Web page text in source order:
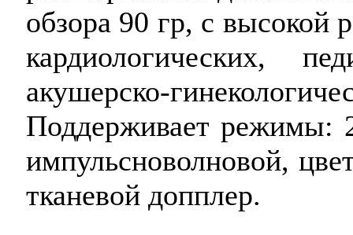
обзора 90 гр, с высокой
кардиологических,
акушерско-
Поддерживает режимы:
импульсноволновой,
тканевой допплер.